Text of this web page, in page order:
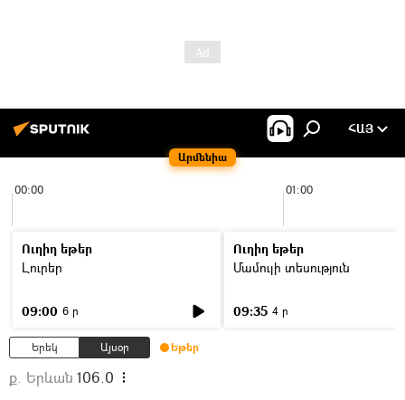
Արմենիա
ՀԱՅ
00:00 01:00
Ուղիղ եթեր
Լուրեր
09:00 6 ր
Ուղիղ եթեր
Մամուլի տեսություն
09:35 4 ր
Երեկ Այսօր Եթեր
ք. Երևան 106.0